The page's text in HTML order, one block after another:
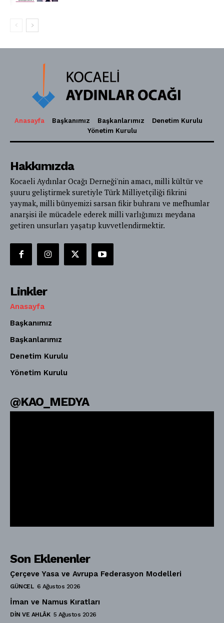
Anasayfa Başkanımız Başkanlarımız
Denetim Kurulu
Yönetim Kurulu
Hakkımızda
Kocaeli Aydınlar Ocağı Derneği'nin amacı, milli kültür ve
şuuru geliştirmek suretiyle Türk Milliyetçiliği fikrini
yaymak, milli bünyemizi sarsan fikir buhranı ve mefhumlar
anarşisi ile mücadele ederek milli varlığımızı meydana
getiren unsurları yaşatıp kuvvetlendirmektir.
Linkler
Anasayfa
Başkanımız
Başkanlarımız
Denetim Kurulu
Yönetim Kurulu
@KAO_MEDYA
Son Eklenenler
Çerçeve Yasa ve Avrupa Federasyon Modelleri
GÜNCEL 6 Ağustos 2026
İman ve Namus Kıratları
DIN VE AHLÂK 5 Ağustos 2026